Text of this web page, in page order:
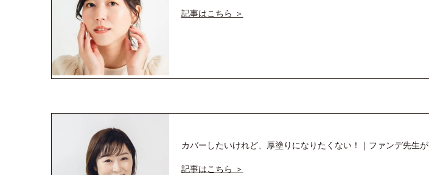
記事はこちら ＞
カバーしたいけれど、厚塗りになりたくない！｜ファンデ先生が
記事はこちら ＞